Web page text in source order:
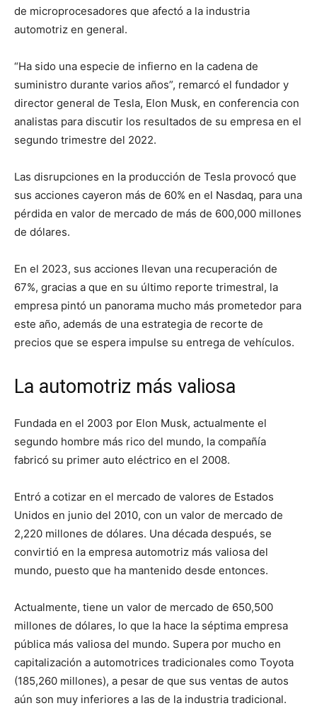
de microprocesadores que afectó a la industria
automotriz en general.
“Ha sido una especie de infierno en la cadena de
suministro durante varios años”, remarcó el fundador y
director general de Tesla, Elon Musk, en conferencia con
analistas para discutir los resultados de su empresa en el
segundo trimestre del 2022.
Las disrupciones en la producción de Tesla provocó que
sus acciones cayeron más de 60% en el Nasdaq, para una
pérdida en valor de mercado de más de 600,000 millones
de dólares.
En el 2023, sus acciones llevan una recuperación de
67%, gracias a que en su último reporte trimestral, la
empresa pintó un panorama mucho más prometedor para
este año, además de una estrategia de recorte de
precios que se espera impulse su entrega de vehículos.
La automotriz más valiosa
Fundada en el 2003 por Elon Musk, actualmente el
segundo hombre más rico del mundo, la compañía
fabricó su primer auto eléctrico en el 2008.
Entró a cotizar en el mercado de valores de Estados
Unidos en junio del 2010, con un valor de mercado de
2,220 millones de dólares. Una década después, se
convirtió en la empresa automotriz más valiosa del
mundo, puesto que ha mantenido desde entonces.
Actualmente, tiene un valor de mercado de 650,500
millones de dólares, lo que la hace la séptima empresa
pública más valiosa del mundo. Supera por mucho en
capitalización a automotrices tradicionales como Toyota
(185,260 millones), a pesar de que sus ventas de autos
aún son muy inferiores a las de la industria tradicional.